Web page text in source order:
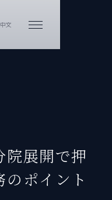
中文
院展開で押
ポイント